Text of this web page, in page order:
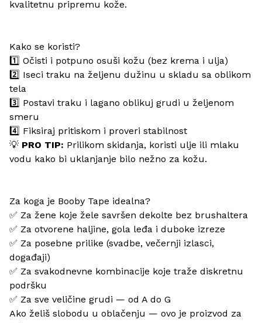
kvalitetnu pripremu kože.
Kako se koristi?
1️⃣ Očisti i potpuno osuši kožu (bez krema i ulja)
2️⃣ Iseci traku na željenu dužinu u skladu sa oblikom
tela
3️⃣ Postavi traku i lagano oblikuj grudi u željenom
smeru
4️⃣ Fiksiraj pritiskom i proveri stabilnost
💡 PRO TIP: Prilikom skidanja, koristi ulje ili mlaku
vodu kako bi uklanjanje bilo nežno za kožu.
Za koga je Booby Tape idealna?
✅ Za žene koje žele savršen dekolte bez brushaltera
✅ Za otvorene haljine, gola leđa i duboke izreze
✅ Za posebne prilike (svadbe, večernji izlasci,
događaji)
✅ Za svakodnevne kombinacije koje traže diskretnu
podršku
✅ Za sve veličine grudi — od A do G
Ako želiš slobodu u oblačenju — ovo je proizvod za